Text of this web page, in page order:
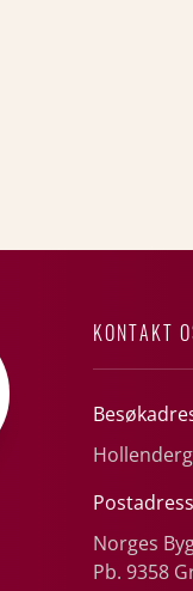
KONTAKT
Norges
Pb. 9358